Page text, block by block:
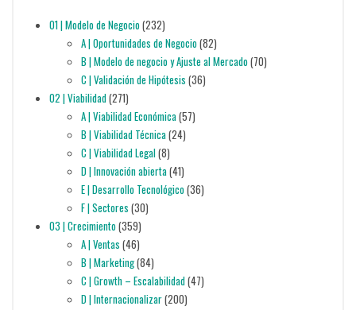
01 | Modelo de Negocio(232)
A | Oportunidades de Negocio(82)
B | Modelo de negocio y Ajuste al Mercado(70)
C | Validación de Hipótesis (36)
02 | Viabilidad(271)
A | Viabilidad Económica(57)
B | Viabilidad Técnica(24)
C | Viabilidad Legal(8)
D | Innovación abierta(41)
E | Desarrollo Tecnológico(36)
F | Sectores (30)
03 | Crecimiento(359)
A | Ventas (46)
B | Marketing(84)
C | Growth – Escalabilidad(47)
D | Internacionalizar(200)